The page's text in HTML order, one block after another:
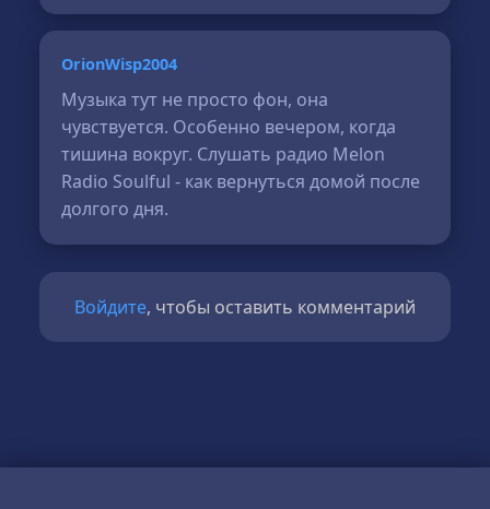
OrionWisp2004
Музыка тут не просто фон, она
чувствуется. Особенно вечером, когда
тишина вокруг. Слушать радио Melon
Radio Soulful - как вернуться домой после
долгого дня.
Войдите, чтобы оставить комментарий